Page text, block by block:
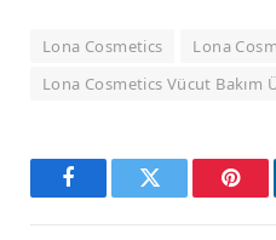
Lona Cosmetics
Lona
Lona Cosmetics Vücut Bakım
FacebookTwitter